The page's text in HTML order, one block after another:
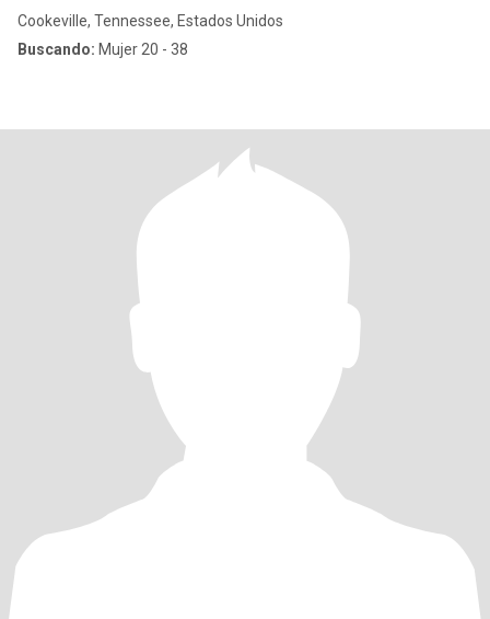
Cookeville, Tennessee, Estados Unidos
Buscando: Mujer 20 - 38